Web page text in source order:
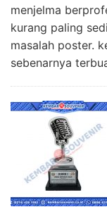
menjelma
kurang paling
masalah poster.
sebenarnya